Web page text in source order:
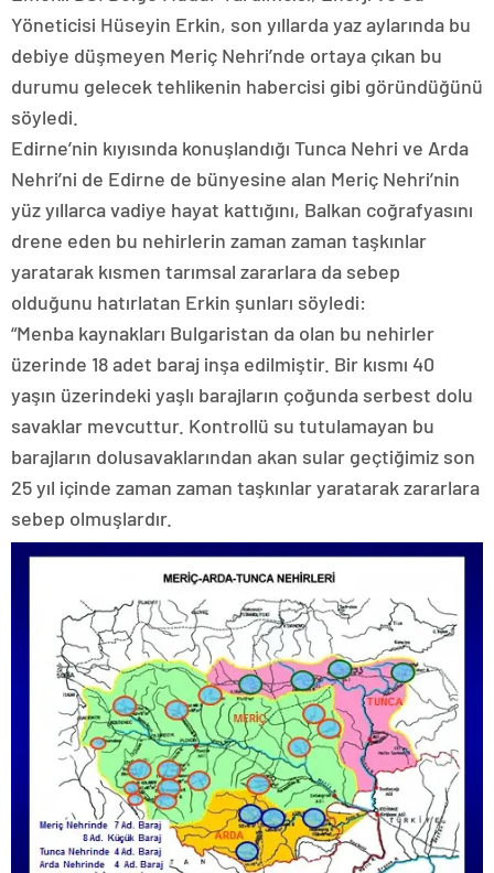
Yöneticisi Hüseyin Erkin, son yıllarda yaz aylarında bu
debiye düşmeyen Meriç Nehri’nde ortaya çıkan bu
durumu gelecek tehlikenin habercisi gibi göründüğünü
söyledi.
Edirne’nin kıyısında konuşlandığı Tunca Nehri ve Arda
Nehri’ni de Edirne de bünyesine alan Meriç Nehri’nin
yüz yıllarca vadiye hayat kattığını, Balkan coğrafyasını
drene eden bu nehirlerin zaman zaman taşkınlar
yaratarak kısmen tarımsal zararlara da sebep
olduğunu hatırlatan Erkin şunları söyledi:
“Menba kaynakları Bulgaristan da olan bu nehirler
üzerinde 18 adet baraj inşa edilmiştir. Bir kısmı 40
yaşın üzerindeki yaşlı barajların çoğunda serbest dolu
savaklar mevcuttur. Kontrollü su tutulamayan bu
barajların dolusavaklarından akan sular geçtiğimiz son
25 yıl içinde zaman zaman taşkınlar yaratarak zararlara
sebep olmuşlardır.